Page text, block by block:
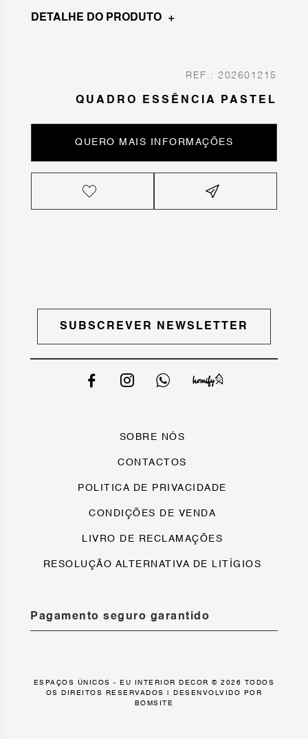
DETALHE DO PRODUTO
REF.: 202601215
QUADRO ESSÊNCIA PASTEL
QUERO MAIS INFORMAÇÕES
SUBSCREVER NEWSLETTER
SOBRE NÓS
CONTACTOS
POLITICA DE PRIVACIDADE
CONDIÇÕES DE VENDA
LIVRO DE RECLAMAÇÕES
RESOLUÇÃO ALTERNATIVA DE LITÍGIOS
Pagamento seguro garantido
ESPAÇOS ÚNICOS - EU INTERIOR DECOR © 2026 TODOS
OS DIREITOS RESERVADOS | DESENVOLVIDO POR
BOMSITE